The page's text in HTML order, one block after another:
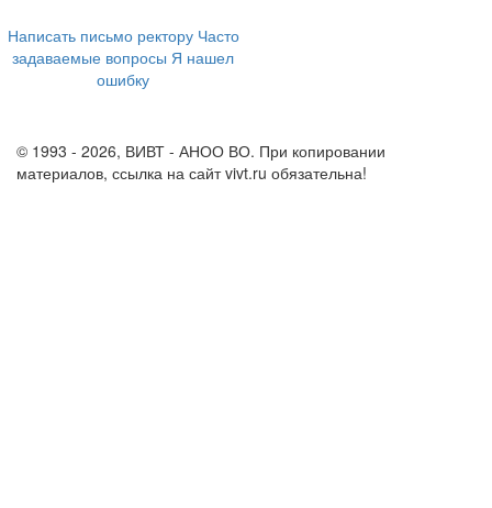
Написать письмо ректору Часто
задаваемые вопросы Я нашел
ошибку
© 1993 - 2026, ВИВТ - АНОО ВО. При копировании
материалов, ссылка на сайт vivt.ru обязательна!